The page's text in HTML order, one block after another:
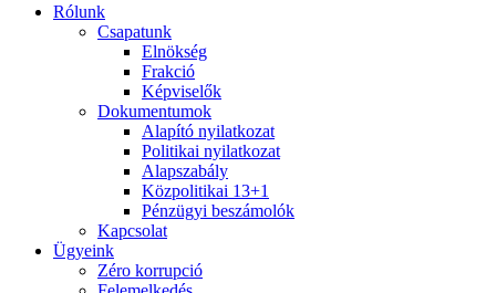
Rólunk
Csapatunk
Elnökség
Frakció
Képviselők
Dokumentumok
Alapító nyilatkozat
Politikai nyilatkozat
Alapszabály
Közpolitikai 13+1
Pénzügyi beszámolók
Kapcsolat
Ügyeink
Zéro korrupció